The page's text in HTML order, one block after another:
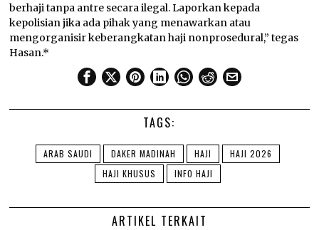
berhaji tanpa antre secara ilegal. Laporkan kepada
kepolisian jika ada pihak yang menawarkan atau
mengorganisir keberangkatan haji nonprosedural,” tegas
Hasan.*
TAGS:
ARAB SAUDI DAKER MADINAH HAJI
HAJI 2026
HAJI KHUSUS
INFO HAJI
ARTIKEL TERKAIT